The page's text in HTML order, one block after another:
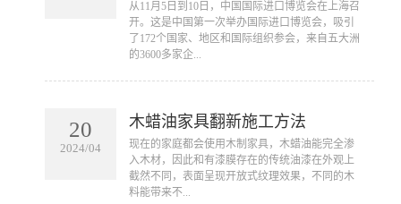
​从11月5日到10日，中国国际进口博览会在上海召
开。这是中国第一次举办国际进口博览会，吸引
了172个国家、地区和国际组织参会，来自五大洲
的3600多家企...
20
2024/04
木蜡油家具翻新施工方法
​现在的家庭都会使用木制家具，木蜡油能完全渗
入木材，因此和有漆膜存在的传统油漆在外观上
截然不同，表面呈现开放式纹理效果，不同的木
料能带来不...